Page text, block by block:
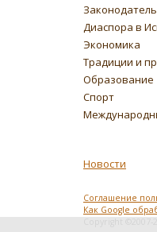
Диаспора в
Экономика
Традиции и
Образование
Спорт
Новости
Соглашение
Как Google